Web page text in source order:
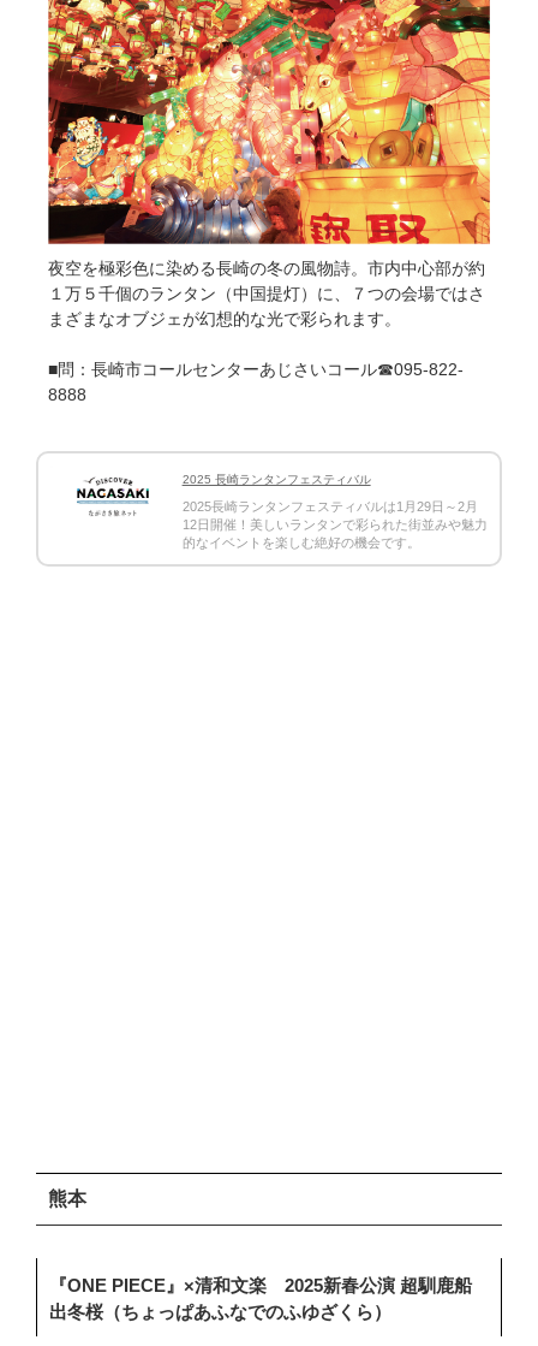
夜空を極彩色に染める長崎の冬の風物詩。市内中心部が約
１万５千個のランタン（中国提灯）に、７つの会場ではさ
まざまなオブジェが幻想的な光で彩られます。
■問：長崎市コールセンターあじさいコール☎095-822-
8888
2025 長崎ランタンフェスティバル
2025長崎ランタンフェスティバルは1月29日～2月
12日開催！美しいランタンで彩られた街並みや魅力
的なイベントを楽しむ絶好の機会です。
熊本
『ONE PIECE』×清和文楽 2025新春公演 超馴鹿船
出冬桜（ちょっぱあふなでのふゆざくら）